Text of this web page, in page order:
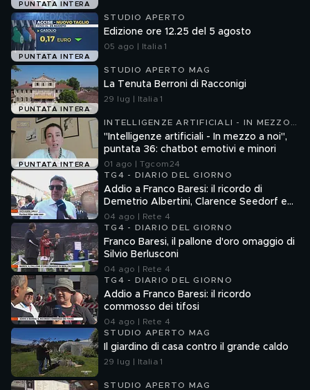
PUNTATA INTERA
PUNTATA INTERA
STUDIO APERTO
Edizione ore 12.25 del 5 agosto
05 ago | Italia 1
PUNTATA INTERA
STUDIO APERTO MAG
La Tenuta Berroni di Racconigi
29 lug | Italia 1
PUNTATA INTERA
INTELLIGENZE ARTIFICIALI - IN MEZZO
A NOI
"Intelligenze artificiali - In mezzo a noi",
puntata 36: chatbot emotivi e minori
01 ago | Tgcom24
TG4 - DIARIO DEL GIORNO
Addio a Franco Baresi: il ricordo di
Demetrio Albertini, Clarence Seedorf e
Giovanni Galli
04 ago | Rete 4
TG4 - DIARIO DEL GIORNO
Franco Baresi, il pallone d'oro omaggio di
Silvio Berlusconi
04 ago | Rete 4
TG4 - DIARIO DEL GIORNO
Addio a Franco Baresi: il ricordo
commosso dei tifosi
04 ago | Rete 4
STUDIO APERTO MAG
Il giardino di casa contro il grande caldo
29 lug | Italia 1
STUDIO APERTO MAG